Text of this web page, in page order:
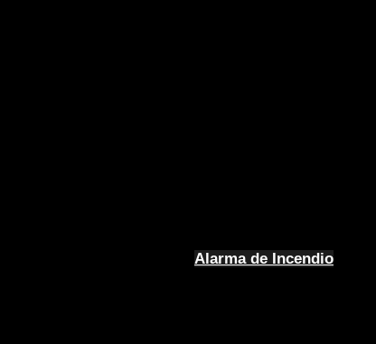
Alarma de Incendio